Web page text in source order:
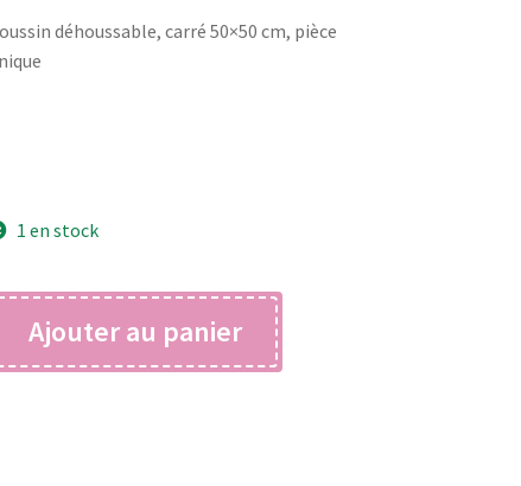
initial actuel
déhoussable, carré 50×50 cm, pièce
1 en stock
Ajouter au panier